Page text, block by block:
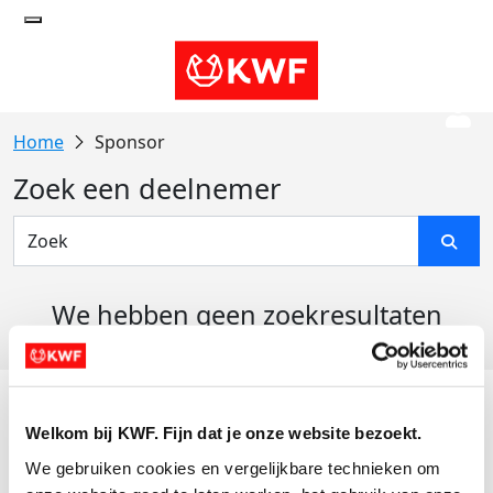
Welkom bij KWF. Fijn dat je onze website bezoekt.
We gebruiken cookies en vergelijkbare technieken om
Sponsor
Zoek een deelnemer
We hebben geen zoekresultaten
Actiematerialen
Evenementen